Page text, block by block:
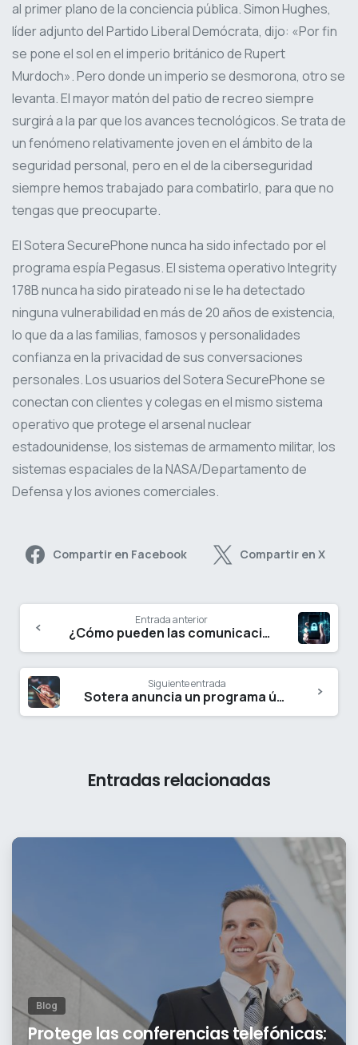
al primer plano de la conciencia pública. Simon Hughes,
líder adjunto del Partido Liberal Demócrata, dijo: «Por fin
se pone el sol en el imperio británico de Rupert
Murdoch». Pero donde un imperio se desmorona, otro se
levanta. El mayor matón del patio de recreo siempre
surgirá a la par que los avances tecnológicos. Se trata de
un fenómeno relativamente joven en el ámbito de la
seguridad personal, pero en el de la ciberseguridad
siempre hemos trabajado para combatirlo, para que no
tengas que preocuparte.
El Sotera SecurePhone nunca ha sido infectado por el
programa espía Pegasus. El sistema operativo Integrity
178B nunca ha sido pirateado ni se le ha detectado
ninguna vulnerabilidad en más de 20 años de existencia,
lo que da a las familias, famosos y personalidades
confianza en la privacidad de sus conversaciones
personales. Los usuarios del Sotera SecurePhone se
conectan con clientes y colegas en el mismo sistema
operativo que protege el arsenal nuclear
estadounidense, los sistemas de armamento militar, los
sistemas espaciales de la NASA/Departamento de
Defensa y los aviones comerciales.
Compartir en Facebook Compartir en X
Entrada anterior
¿Cómo pueden las comunicaciones seguras con los clientes desbloquear oportunidades de ingresos para las empresas?
Siguiente entrada
Sotera anuncia un programa único para clientes que ofrece ventajas empresariales exclusivas junto con el más alto nivel de seguridad en las comunicaciones
Entradas relacionadas
Blog
Protege las conferencias telefónicas: